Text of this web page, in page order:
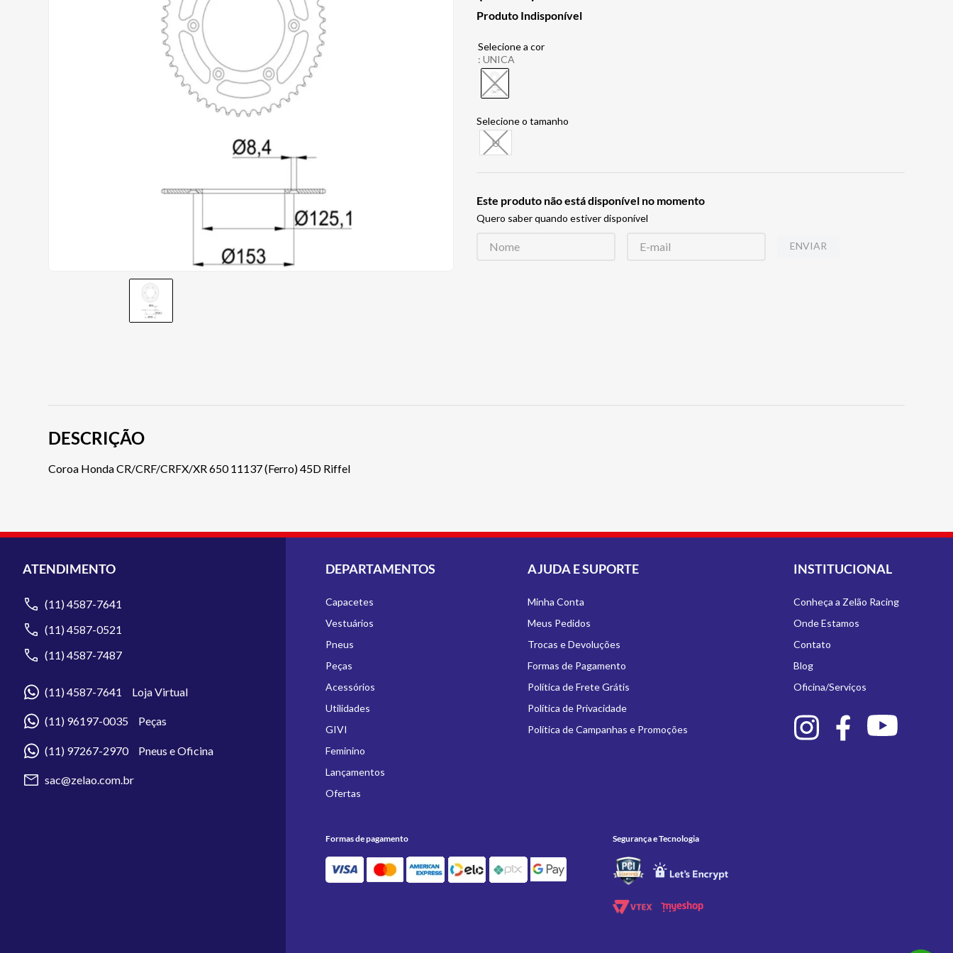
Produto Indisponível
: UNICA
U
Este produto não está disponível no momento
Quero saber quando estiver disponível
ENVIAR
DESCRIÇÃO
Coroa Honda CR/CRF/CRFX/XR 650 11137 (Ferro) 45D Riffel
ATENDIMENTO
(11) 4587-7641
(11) 4587-0521
(11) 4587-7487
(11) 4587-7641 Loja Virtual
(11) 96197-0035 Peças
(11) 97267-2970 Pneus e Oficina
sac@zelao.com.br
DEPARTAMENTOS
Capacetes
Vestuários
Pneus
Peças
Acessórios
Utilidades
GIVI
Feminino
Lançamentos
Ofertas
AJUDA E SUPORTE
Minha Conta
Meus Pedidos
Trocas e Devoluções
Formas de Pagamento
Política de Frete Grátis
Política de Privacidade
Política de Campanhas e Promoções
INSTITUCIONAL
Conheça a Zelão Racing
Onde Estamos
Contato
Blog
Oficina/Serviços
Formas de pagamento Segurança e Tecnologia
AIROH
BOTAS